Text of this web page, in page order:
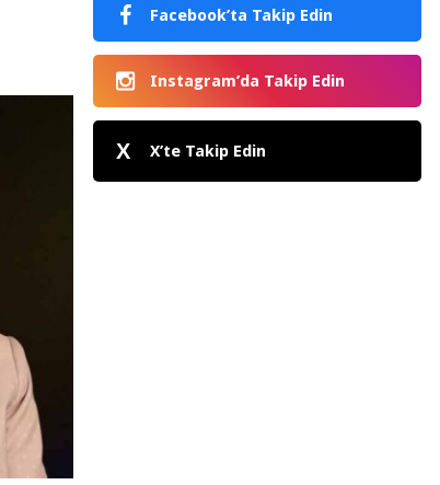
Facebook’ta Takip Edin
Instagram’da Takip Edin
X X’te Takip Edin